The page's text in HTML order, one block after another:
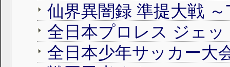
全日本プロレス ジェッ
全日本少年サッカー大